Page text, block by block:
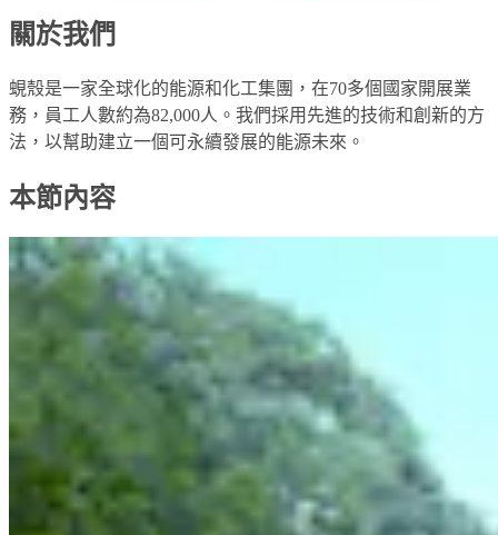
關於我們
蜆殼是一家全球化的能源和化工集團，在70多個國家開展業
務，員工人數約為82,000人。我們採用先進的技術和創新的方
法，以幫助建立一個可永續發展的能源未來。
本節內容